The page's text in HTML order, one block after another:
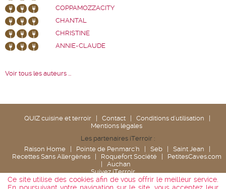
COPPAMOZZACITY
CHANTAL
CHRISTINE
ANNIE-CLAUDE
Voir tous les auteurs ...
QUIZ cuisine et terroir Contact Conditions d'utilisation
Mentions légales
Les partenaires iTerroir :
Raison Home
Pointe de Penmarc'h Seb Saint Jean
Recettes Sans Allergènes
Roquefort Société
PetitesCaves.com
Auchan
Suivez iTerroir
Ce site utilise des cookies afin de vous offrir le meilleur service.